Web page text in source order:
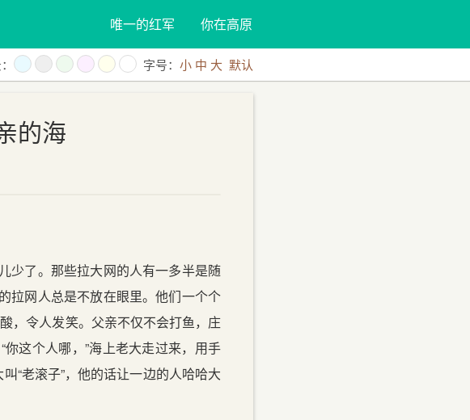
唯一的红军 你在高原
字号： 小 中 大 默认
的海
了。那些拉大网的人有一多半是随
网人总是不放在眼里。他们一个个
，令人发笑。父亲不仅不会打鱼，庄
这个人哪，”海上老大走过来，用手
“老滚子”，他的话让一边的人哈哈大